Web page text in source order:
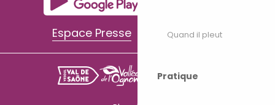
Quand il pleut
Pratique
Espace Presse Espace Pro